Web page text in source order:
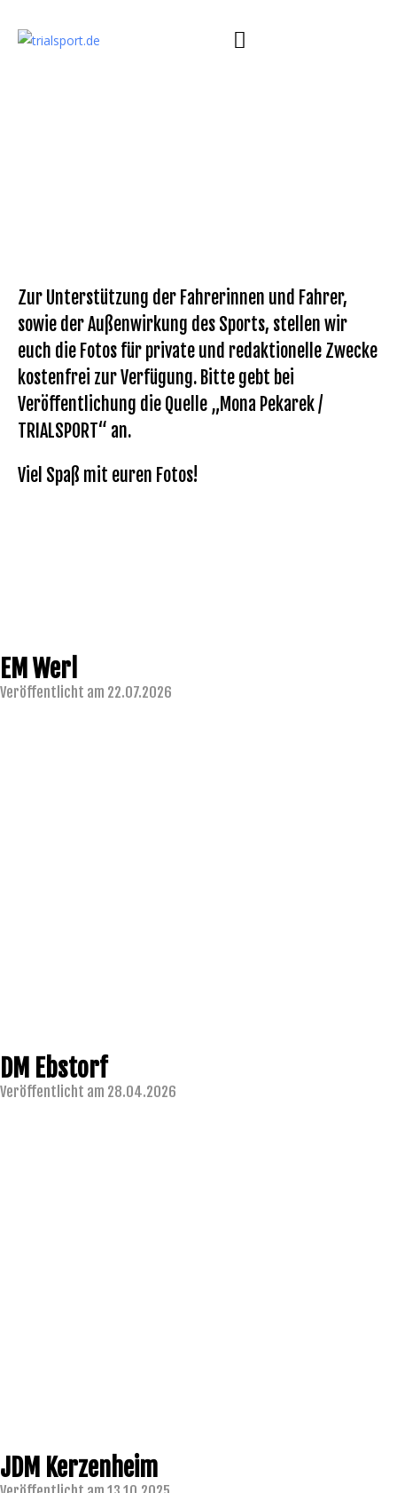
Zur Unterstützung der Fahrerinnen und Fahrer,
sowie der Außenwirkung des Sports, stellen wir
euch die Fotos für private und redaktionelle Zwecke
kostenfrei zur Verfügung. Bitte gebt bei
Veröffentlichung die Quelle „Mona Pekarek /
TRIALSPORT“ an.
Viel Spaß mit euren Fotos!
EM Werl
Veröffentlicht am 22.07.2026
DM Ebstorf
Veröffentlicht am 28.04.2026
JDM Kerzenheim